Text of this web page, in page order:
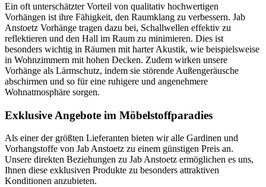
Ein oft unterschätzter Vorteil von qualitativ hochwertigen
Vorhängen ist ihre Fähigkeit, den Raumklang zu verbessern. Jab
Anstoetz Vorhänge tragen dazu bei, Schallwellen effektiv zu
reflektieren und den Hall im Raum zu minimieren. Dies ist
besonders wichtig in Räumen mit harter Akustik, wie beispielsweise
in Wohnzimmern mit hohen Decken. Zudem wirken unsere
Vorhänge als Lärmschutz, indem sie störende Außengeräusche
abschirmen und so für eine ruhigere und angenehmere
Wohnatmosphäre sorgen.
Exklusive Angebote im Möbelstoffparadies
Als einer der größten Lieferanten bieten wir alle Gardinen und
Vorhangstoffe von Jab Anstoetz zu einem günstigen Preis an.
Unsere direkten Beziehungen zu Jab Anstoetz ermöglichen es uns,
Ihnen diese exklusiven Produkte zu besonders attraktiven
Konditionen anzubieten.